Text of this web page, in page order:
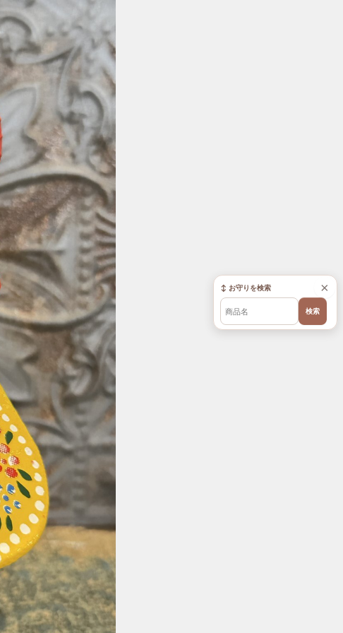
×
↕ お守りを検索
検索